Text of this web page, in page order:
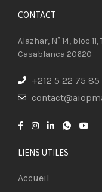
CONTACT​
Alazhar, N° 14, bloc
Casablanca 20620
+212 5 22 75 85
LIENS UTILES
Accueil